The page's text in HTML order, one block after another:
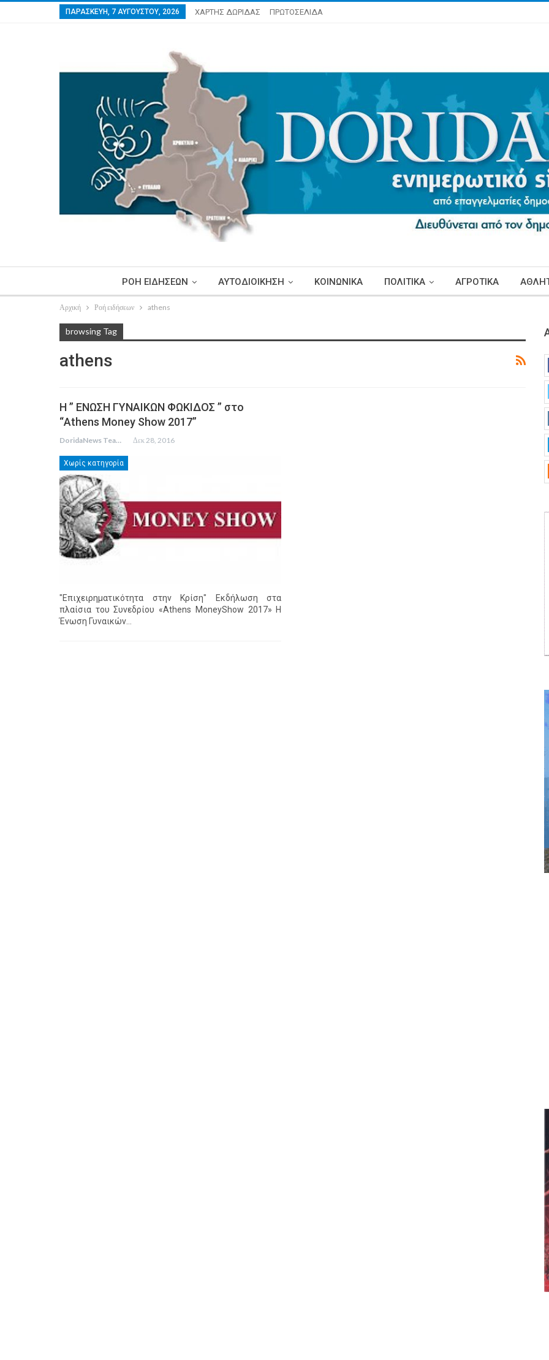
ΠΑΡΑΣΚΕΥΉ, 7 ΑΥΓΟΎΣΤΟΥ, 2026 ΧΑΡΤΗΣ ΔΩΡΙΔΑΣ ΠΡΩΤΟΣΕΛΙΔΑ
ΡΟΗ ΕΙΔΗΣΕΩΝ ΑΥΤΟΔΙΟΙΚΗΣΗ ΚΟΙΝΩΝΙΚΑ ΠΟΛΙΤΙΚΑ ΑΓΡΟΤΙΚΑ
Αρχική Ροή ειδήσεων athens
browsing Tag
athens
Η ” ΕΝΩΣΗ ΓΥΝΑΙΚΩΝ ΦΩΚΙΔΟΣ ” στο
“Athens Money Show 2017”
DoridaNews Team Δεκ 28, 2016
Χωρίς κατηγορία
"Επιχειρηματικότητα στην Κρίση" Εκδήλωση στα
πλαίσια του Συνεδρίου «Athens ΜoneyShow 2017» Η
Ένωση Γυναικών…